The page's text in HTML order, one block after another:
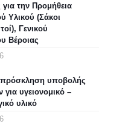
την Προμήθεια
Υλικού (Σάκοι
Γενικού
Βέροιας
πρόσκληση υποβολής
υγειονομικό –
υλικό